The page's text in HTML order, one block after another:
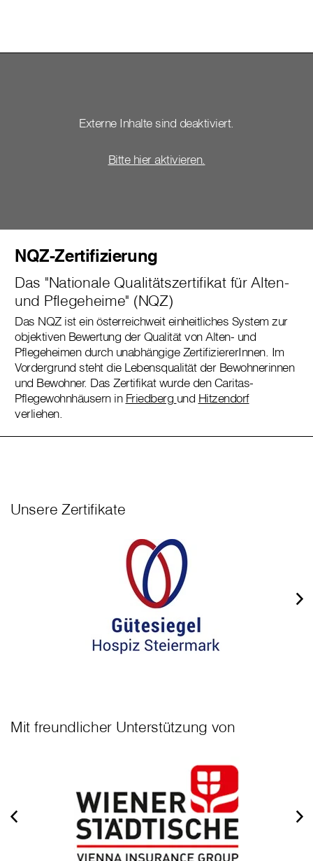
Externe Inhalte sind deaktiviert.
Bitte hier aktivieren.
NQZ-Zertifizierung
Das "Nationale Qualitätszertifikat für Alten-
und Pflegeheime" (NQZ)
Das NQZ ist ein österreichweit einheitliches System zur
objektiven Bewertung der Qualität von Alten- und
Pflegeheimen durch unabhängige ZertifiziererInnen. Im
Vordergrund steht die Lebensqualität der Bewohnerinnen
und Bewohner. Das Zertifikat wurde den Caritas-
Pflegewohnhäusern in Friedberg und Hitzendorf
verliehen.
Unsere Zertifikate
Mit freundlicher Unterstützung von